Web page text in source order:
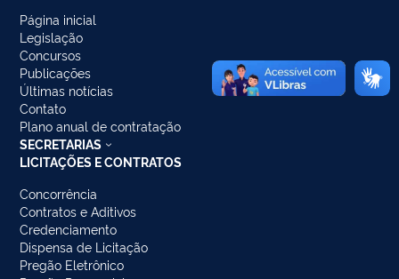
Página inicial
Legislação
Concursos
Publicações
Últimas notícias
Contato
Plano anual de contratação
SECRETARIAS
LICITAÇÕES E CONTRATOS
Concorrência
Contratos e Aditivos
Credenciamento
Dispensa de Licitação
Pregão Eletrônico